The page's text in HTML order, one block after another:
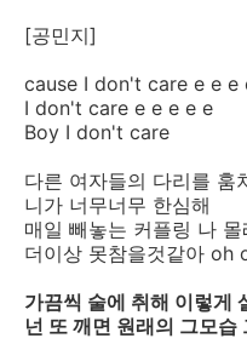
[공민지]
cause I don't care e e e
I don't care e e e e e
Boy I don't care
다른 여자들의 다리를 훔
니가 너무너무 한심해
매일 빼놓는 커플링 나
더이상 못참을것같아 oh
가끔씩 술에 취해 이렇게
넌 또 깨면 원래의 그모